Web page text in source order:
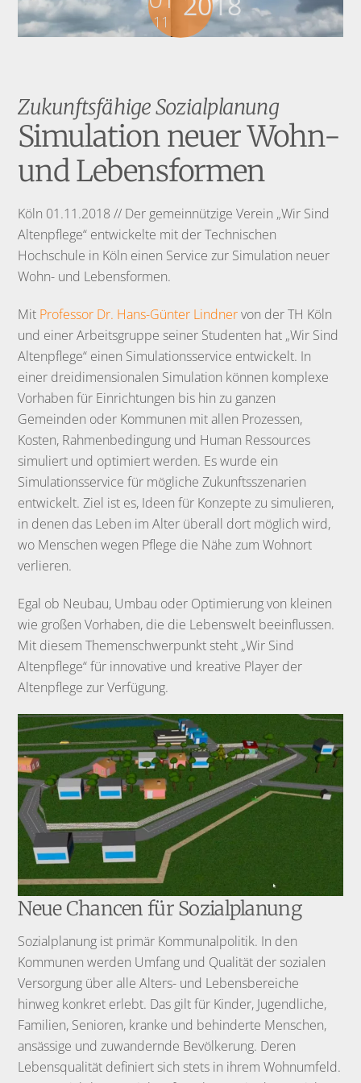
11
Zukunftsfähige Sozialplanung
Simulation neuer Wohn-
und Lebensformen
Köln 01.11.2018 // Der gemeinnützige Verein „Wir Sind
Altenpflege“ entwickelte mit der Technischen
Hochschule in Köln einen Service zur Simulation neuer
Wohn- und Lebensformen.
Mit Professor Dr. Hans-Günter Lindnervon der TH Köln
und einer Arbeitsgruppe seiner Studenten hat „Wir Sind
Altenpflege“ einen Simulationsservice entwickelt. In
einer dreidimensionalen Simulation können komplexe
Vorhaben für Einrichtungen bis hin zu ganzen
Gemeinden oder Kommunen mit allen Prozessen,
Kosten, Rahmenbedingung und Human Ressources
simuliert und optimiert werden. Es wurde ein
Simulationsservice für mögliche Zukunftsszenarien
entwickelt. Ziel ist es, Ideen für Konzepte zu simulieren,
in denen das Leben im Alter überall dort möglich wird,
wo Menschen wegen Pflege die Nähe zum Wohnort
verlieren.
Egal ob Neubau, Umbau oder Optimierung von kleinen
wie großen Vorhaben, die die Lebenswelt beeinflussen.
Mit diesem Themenschwerpunkt steht „Wir Sind
Altenpflege“ für innovative und kreative Player der
Altenpflege zur Verfügung.
Neue Chancen für Sozialplanung
Sozialplanung ist primär Kommunalpolitik. In den
Kommunen werden Umfang und Qualität der sozialen
Versorgung über alle Alters- und Lebensbereiche
hinweg konkret erlebt. Das gilt für Kinder, Jugendliche,
Familien, Senioren, kranke und behinderte Menschen,
ansässige und zuwandernde Bevölkerung. Deren
Lebensqualität definiert sich stets in ihrem Wohnumfeld.